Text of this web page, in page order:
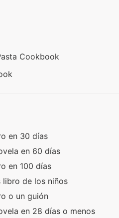
Cookbook
en 30 días
en 60 días
en 100 días
libro de los niños
o un guión
en 28 días o menos